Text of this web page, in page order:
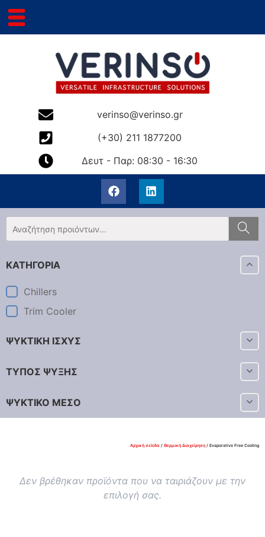
verinso@verinso.gr
(+30) 211 1877200
Δευτ - Παρ: 08:30 - 16:30
ΚΑΤΗΓΟΡΙΑ
Chillers
Trim Cooler
ΨΥΚΤΙΚΗ ΙΣΧΥΣ
ΤΥΠΟΣ ΨΥΞΗΣ
ΨΥΚΤΙΚΟ ΜΕΣΟ
Αρχική σελίδα / Θερμική Διαχείρηση / Evaporative Free Cooling
Δεν βρέθηκαν προϊόντα που να ταιριάζουν με την
επιλογή σας.